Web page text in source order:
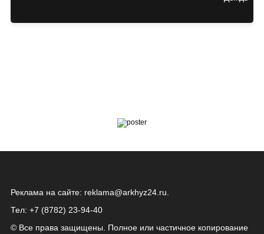
Реклама на сайте: reklama@arkhyz24.ru
Тел: +7 (8782) 23‑94‑40
© Все права защищены. Полное или частичное копирование